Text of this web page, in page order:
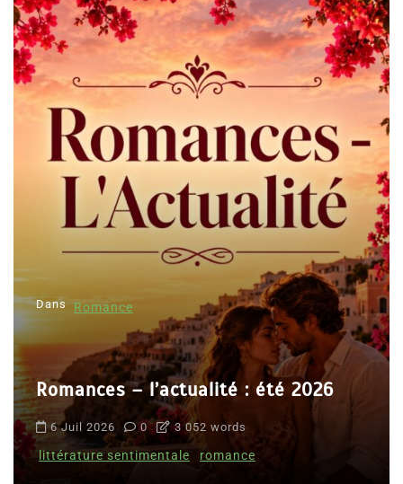
Dans Romance
Romances – l’actualité : été 2026
6 Juil 2026 0 3 052 words
littérature sentimentale romance